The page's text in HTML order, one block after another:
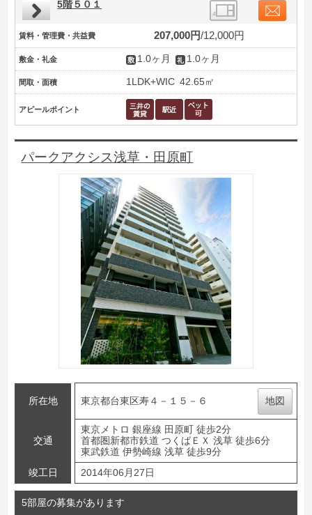
5階５０１
賃料・管理費・共益費 207,000円 12,000円
敷金・礼金 1.0ヶ月 1.0ヶ月
間取・面積 1LDK+WIC 42.65㎡
アピールポイント
パークアクシス浅草・田原町
所在地 東京都台東区寿４－１５－６ 地図
交通
東京メトロ 銀座線 田原町 徒歩2分
首都圏新都市鉄道 つくばＥＸ 浅草 徒歩6分
東武鉄道 伊勢崎線 浅草 徒歩9分
竣工日
2014年06月27日
5部屋の募集があります